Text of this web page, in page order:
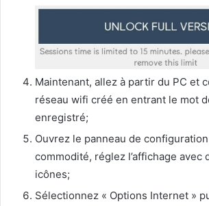
Maintenant, allez à partir du PC et
réseau wifi créé en entrant le mot
enregistré;
Ouvrez le panneau de
commodité, réglez l’affichage avec
icônes;
Sélectionnez « Options Internet »